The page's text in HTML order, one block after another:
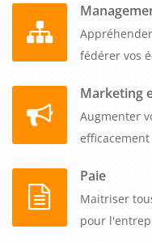
fédérer vos
Marketing
Augmenter
efficacement
Paie
Maitriser
pour